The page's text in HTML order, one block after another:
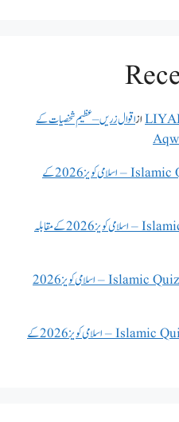
ازاقوال زریں – عظیم شخصیات کے
Islamic Quiz 2026 In Urdu – اسلامی کویز 2026 کے
Islamic Quiz 2026 In Urdu – اسلامی کویز 2026 کے مقابلہ
Islamic Quiz 2026 In Urdu – اسلامی کویز 2026
Islamic Quiz 2026 In Urdu – اسلامی کویز 2026 کے